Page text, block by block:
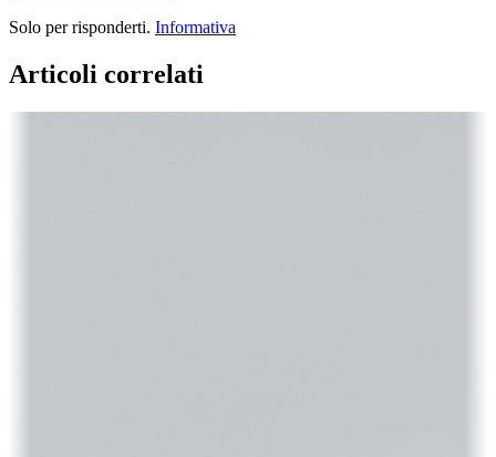
Solo per risponderti. Informativa
Articoli correlati